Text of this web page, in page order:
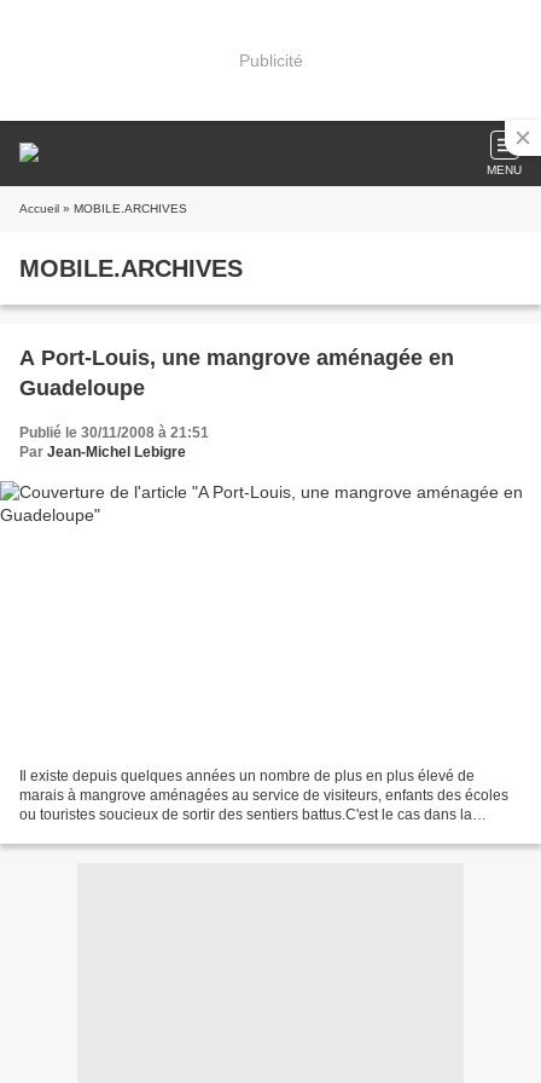
Publicité
MENU
Accueil » MOBILE.ARCHIVES
MOBILE.ARCHIVES
A Port-Louis, une mangrove aménagée en
Guadeloupe
Publié le 30/11/2008 à 21:51
Par Jean-Michel Lebigre
Il existe depuis quelques années un nombre de plus en plus élevé de
marais à mangrove aménagées au service de visiteurs, enfants des écoles
ou touristes soucieux de sortir des sentiers battus.C'est le cas dans la